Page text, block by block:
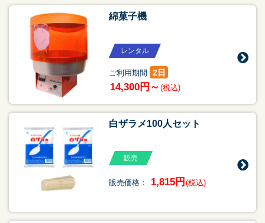
綿菓子機
レンタル
ご利用期間 2日
14,300円～ (税込)
白ザラメ100人セット
販売
販売価格： 1,815円(税込)